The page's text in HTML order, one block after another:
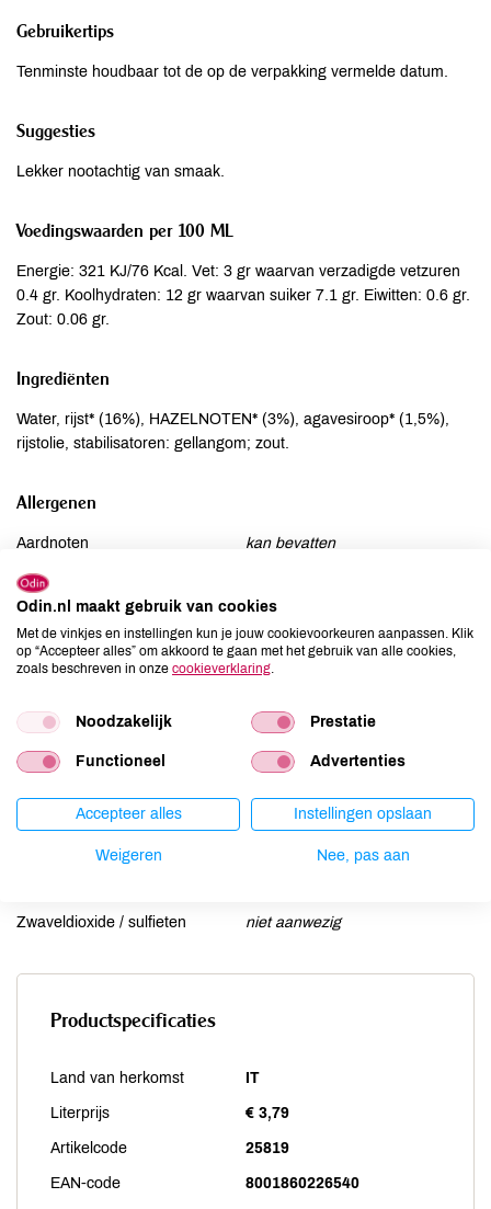
Gebruikertips
Tenminste houdbaar tot de op de verpakking vermelde datum.
Suggesties
Lekker nootachtig van smaak.
Voedingswaarden per 100 ML
Energie: 321 KJ/76 Kcal. Vet: 3 gr waarvan verzadigde vetzuren
0.4 gr. Koolhydraten: 12 gr waarvan suiker 7.1 gr. Eiwitten: 0.6 gr.
Zout: 0.06 gr.
Ingrediënten
Water, rijst* (16%), HAZELNOTEN* (3%), agavesiroop* (1,5%),
rijstolie, stabilisatoren: gellangom; zout.
Allergenen
Aardnoten
kan bevatten
Ei
Gluten
niet aanwezig
Lactose
niet aanwezig
Lupine
niet aanwezig
Noten
aanwezig
Schaaldieren
niet aanwezig
Selderij
niet aanwezig
Sesam
niet aanwezig
Soja
niet aanwezig
niet aanwezig
Zwaveldioxide / sulfieten
niet aanwezig
Productspecificaties
Land van herkomst IT
Literprijs € 3,79
Artikelcode 25819
EAN-code 8001860226540
Odin.nl maakt gebruik van cookies
Met de vinkjes en instellingen kun je jouw cookievoorkeuren aanpassen. Klik
op “Accepteer alles” om akkoord te gaan met het gebruik van alle cookies,
zoals beschreven in onze cookieverklaring
Noodzakelijk Prestatie
Functioneel Advertenties
Accepteer alles Instellingen opslaan
Weigeren Nee, pas aan